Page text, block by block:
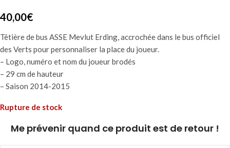
40,00€
Têtière de bus ASSE Mevlut Erding, accrochée dans le bus officiel
des Verts pour personnaliser la place du joueur.
– Logo, numéro et nom du joueur brodés
– 29 cm de hauteur
– Saison 2014-2015
Rupture de stock
Me prévenir quand ce produit est de retour !